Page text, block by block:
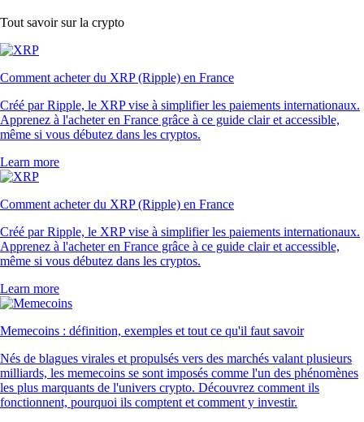
Tout savoir sur la crypto
Comment acheter du XRP (Ripple) en France
Créé par Ripple, le XRP vise à simplifier les paiements internationaux.
Apprenez à l'acheter en France grâce à ce guide clair et accessible,
même si vous débutez dans les cryptos.
Learn more
Comment acheter du XRP (Ripple) en France
Créé par Ripple, le XRP vise à simplifier les paiements internationaux.
Apprenez à l'acheter en France grâce à ce guide clair et accessible,
même si vous débutez dans les cryptos.
Learn more
Memecoins : définition, exemples et tout ce qu'il faut savoir
Nés de blagues virales et propulsés vers des marchés valant plusieurs
milliards, les memecoins se sont imposés comme l'un des phénomènes
les plus marquants de l'univers crypto. Découvrez comment ils
fonctionnent, pourquoi ils comptent et comment y investir.